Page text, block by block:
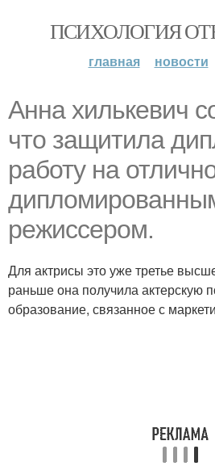
ПСИХОЛОГИЯ
главная новости
Анна хилькевич
что защитила
работу на
режиссером.
Для актрисы это уже третье
раньше она получила актерскую
образование, связанное с